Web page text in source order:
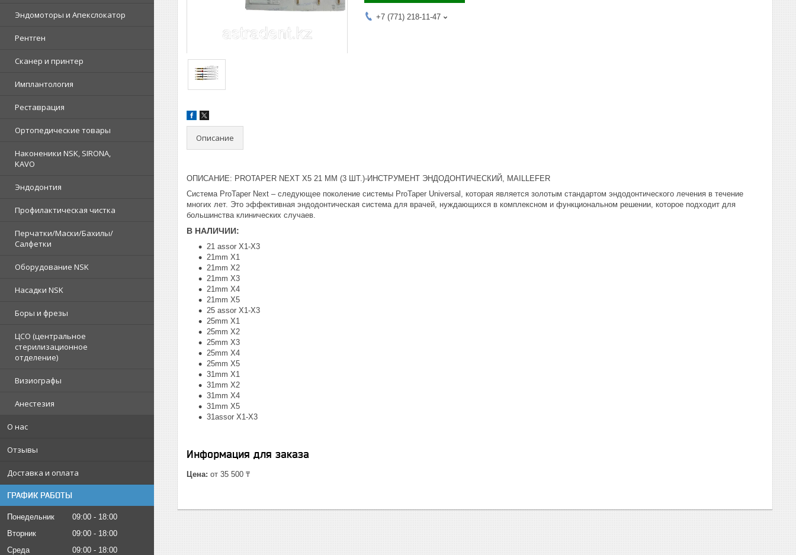
Эндомоторы и Апекслокатор
Рентген
Сканер и принтер
Имплантология
Реставрация
Ортопедические товары
Наконеники NSK, SIRONA,
KAVO
Эндодонтия
Профилактическая чистка
Перчатки/Маски/Бахилы/
Салфетки
Оборудование NSK
Насадки NSK
Боры и фрезы
ЦСО (центральное
стерилизационное
отделение)
Визиографы
Анестезия
О нас
Отзывы
Доставка и оплата
ГРАФИК РАБОТЫ
Понедельник 09:00
18:00
Вторник
09:00
18:00
Среда
09:00
18:00
+7 (771) 218-11-47
Описание
ОПИСАНИЕ: PROTAPER NEXT X5 21 ММ (3 ШТ.)-ИНСТРУМЕНТ ЭНДОДОНТИЧЕСКИЙ, MAILLEFER
Система ProTaper Next – следующее поколение системы ProTaper Universal, которая является золотым стандартом эндодонтического лечения в течение
многих лет. Это эффективная эндодонтическая система для врачей, нуждающихся в комплексном и функциональном решении, которое подходит для
большинства клинических случаев.
В НАЛИЧИИ:
21 assor X1-X3
21mm X1
21mm X2
21mm X3
21mm X4
21mm X5
25 assor X1-X3
25mm X1
25mm X2
25mm X3
25mm X4
25mm X5
31mm X1
31mm X2
31mm X4
31mm X5
31assor X1-X3
Информация для заказа
Цена: от 35 500 ₸